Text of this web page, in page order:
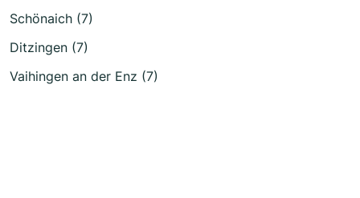
Schönaich (7)
Ditzingen (7)
Vaihingen an der Enz (7)